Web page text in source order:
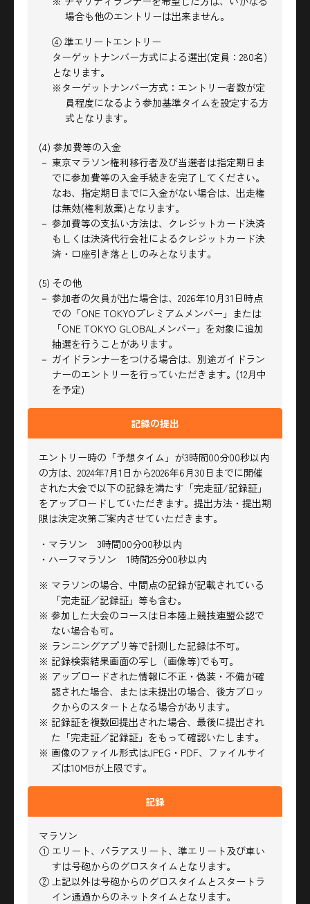
場合も他のエントリーは出来ません。
④ 準エリートエントリー
ターゲットナンバー方式による選出(定員：280名)
となります。
※ターゲットナンバー方式：エントリー者数が定
員程度になるよう参加基準タイムを設定する方
式となります。
(4) 参加費等の入金
－ 東京マラソン権利移行者及び当選者は指定期日ま
でに参加費等の入金手続きを完了してください。
なお、指定期日までに入金がない場合は、出走権
は無効(権利放棄)となります。
－ 参加費等の支払い方法は、クレジットカード決済
もしくは決済代行会社によるクレジットカード決
済・口座引き落としのみとなります。
(5) その他
－ 参加者の欠員が出た場合は、2026年10月31日時点
での「ONE TOKYOプレミアムメンバー」または
「ONE TOKYO GLOBALメンバー」を対象に追加
抽選を行うことがあります。
－ ガイドランナーをつける場合は、別途ガイドラン
ナーのエントリーを行っていただきます。(12月中
を予定)
記録の提出
エントリー時の「予想タイム」が3時間00分00秒以内
の方は、2024年7月1日から2026年6月30日までに開催
された大会で以下の記録を満たす「完走証/記録証」
をアップロードしていただきます。提出方法・提出期
限は決定次第ご案内させていただきます。
・マラソン 3時間00分00秒以内
・ハーフマラソン 1時間25分00秒以内
※ マラソンの場合、中間点の記録が記載されている
「完走証／記録証」等も含む。
※ 参加した大会のコースは日本陸上競技連盟公認で
ない場合も可。
※ ランニングアプリ等で計測した記録は不可。
※ 記録検索結果画面の写し（画像等)でも可。
※ アップロードされた情報に不正・偽装・不備が確
認された場合、または未提出の場合、後方ブロッ
クからのスタートとなる場合があります。
※ 記録証を複数回提出された場合、最後に提出され
た「完走証／記録証」をもって確認いたします。
※ 画像のファイル形式はJPEG・PDF、ファイルサイ
ズは10MBが上限です。
記録
マラソン
① エリート、パラアスリート、準エリート及び車い
すは号砲からのグロスタイムとなります。
② 上記以外は号砲からのグロスタイムとスタートラ
イン通過からのネットタイムとなります。